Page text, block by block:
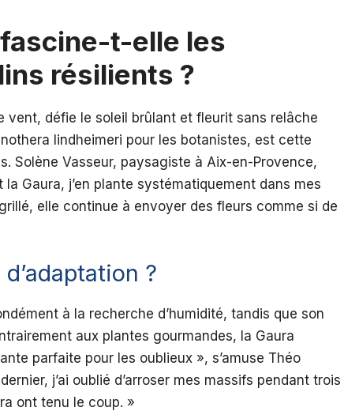
t-elle les
résilients ?
vent, défie le soleil brûlant et fleurit sans relâche
lindheimeri pour les botanistes, est cette
Solène Vasseur, paysagiste à Aix-en-Provence,
Gaura, j’en plante systématiquement dans mes
elle continue à envoyer des fleurs comme si de
?
à la recherche d’humidité, tandis que son
aux plantes gourmandes, la Gaura
parfaite pour les oublieux », s’amuse Théo
j’ai oublié d’arroser mes massifs pendant trois
ont tenu le coup. »